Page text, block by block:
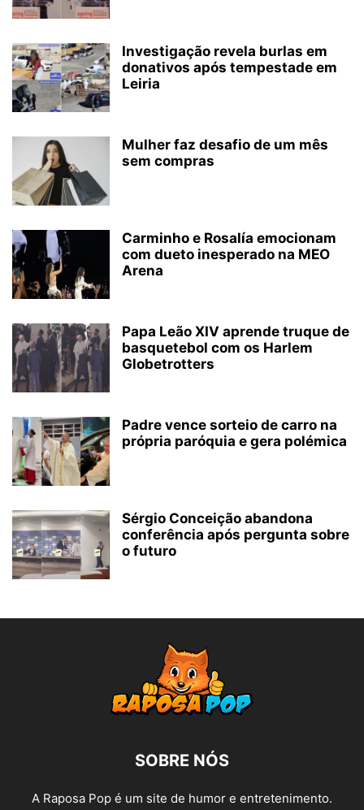
Investigação revela burlas em
donativos após tempestade em
Leiria
Mulher faz desafio de um mês
sem compras
Carminho e Rosalía emocionam
com dueto inesperado na MEO
Arena
Papa Leão XIV aprende truque de
basquetebol com os Harlem
Globetrotters
Padre vence sorteio de carro na
própria paróquia e gera polémica
Sérgio Conceição abandona
conferência após pergunta sobre
o futuro
SOBRE NÓS
A Raposa Pop é um site de humor e entretenimento.